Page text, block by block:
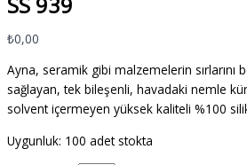
₺0,00
Ayna, seramik gibi malzemelerin sırlarını
sağlayan, tek bileşenli, havadaki nemle
solvent içermeyen yüksek kaliteli %100
Uygunluk: 100 adet stokta